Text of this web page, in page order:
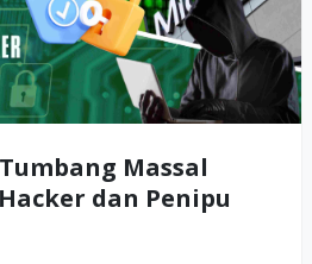
Massal
dan Penipu